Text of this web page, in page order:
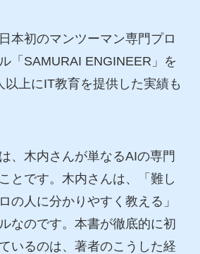
本初のマンツーマン専門プロ
「SAMURAI ENGINEER」を
以上にIT教育を提供した実績も
、木内さんが単なるAIの専門
とです。木内さんは、「難し
の人に分かりやすく教える」
なのです。本書が徹底的に初
いるのは、著者のこうした経